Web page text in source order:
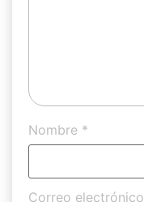
Nombre *
Correo electrónico